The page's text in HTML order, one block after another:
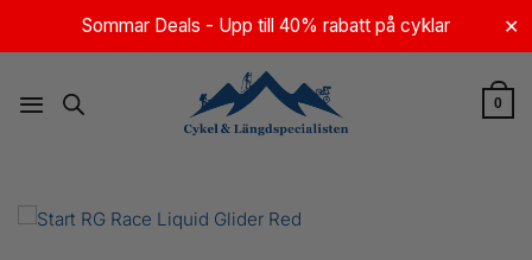
Sommar Deals - Upp till 40% rabatt på cyklar ✕
0